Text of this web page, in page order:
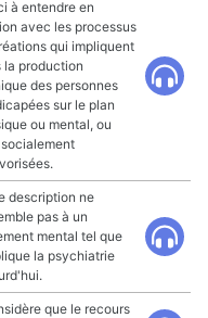
à entendre en
avec les processus
qui impliquent
la production
des personnes
sur le plan
ou mental, ou
description ne
pas à un
mental tel que
la psychiatrie
que le recours